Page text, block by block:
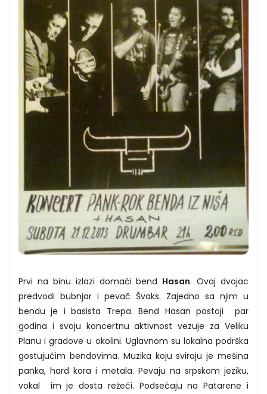
Prvi na binu izlazi domaći bend Hasan. Ovaj dvojac
predvodi bubnjar i pevač Švaks. Zajedno sa njim u
bendu je i basista Trepa. Bend Hasan postoji par
godina i svoju koncertnu aktivnost vezuje za Veliku
Planu i gradove u okolini. Uglavnom su lokalna podrška
gostujućim bendovima. Muzika koju sviraju je mešina
panka, hard kora i metala. Pevaju na srpskom jeziku,
vokal im je dosta režeći. Podsećaju na Patarene i